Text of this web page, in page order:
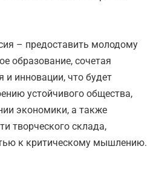
– предоставить молодому
образование, сочетая
и инновации, что будет
устойчивого общества,
экономики, а также
творческого склада,
к критическому мышлению.